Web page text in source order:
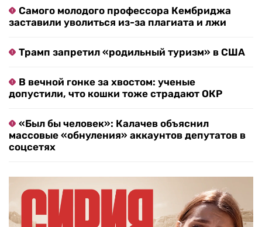
Самого молодого профессора Кембриджа
заставили уволиться из-за плагиата и лжи
Трамп запретил «родильный туризм» в США
В вечной гонке за хвостом: ученые
допустили, что кошки тоже страдают ОКР
«Был бы человек»: Калачев объяснил
массовые «обнуления» аккаунтов депутатов в
соцсетях